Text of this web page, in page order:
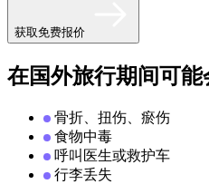
获取免费报价
在国外旅行期间可能
骨折、扭伤、瘀伤
食物中毒
呼叫医生或救护车
行李丢失